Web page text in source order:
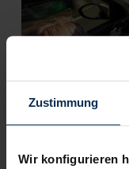
Zustimmung
Wir konfigurieren
Messer oder